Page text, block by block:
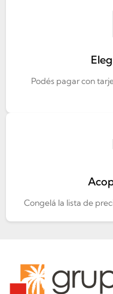
Podés pagar con
Congelá la lista de